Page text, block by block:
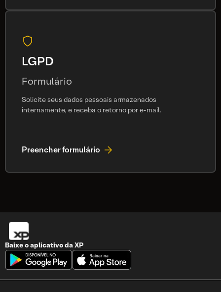
LGPD
Formulário
Solicite seus dados pessoais armazenados
internamente, e receba o retorno por e-mail.
Preencher formulário
Baixe o aplicativo daXP